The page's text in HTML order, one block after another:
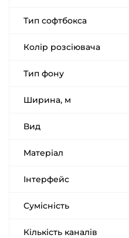
Тип софтбокса
Колір розсіювача
Тип фону
Ширина, м
Вид
Матеріал
Інтерфейс
Сумісність
Кількість каналів